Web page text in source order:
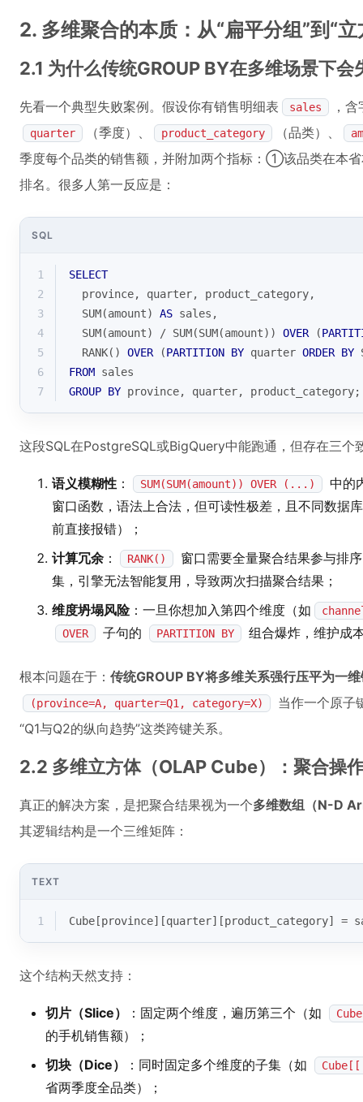
2. 多维聚合的本质：从“扁平分组”到“
2.1 为什么传统GROUP BY在多维场景下会
先看一个典型失败案例。假设你有销售明细表 sales ，
quarter （季度）、 product_category （品类）、
季度每个品类的销售额，并附加两个指标：①该品类在本
排名。很多人第一反应是：
SQL
1
SELECT
2
  province, quarter, product_category,
3
SUM(amount) AS sales,
4
SUM(amount) / SUM(SUM(amount)) OVER (
5
RANK() OVER (PARTITION BY quarter ORDER BY
6
FROM sales
7
GROUP BY province, quarter, product_category;
这段SQL在PostgreSQL或BigQuery中能跑通，但存在三个
语义模糊性 ： SUM(SUM(amount)) OVER (...)
中的
窗口函数，语法上合法，但可读性极差，且不同数据
前直接报错）；
计算冗余 ： RANK()
窗口需要全量聚合结果参与排
集，引擎无法智能复用，导致两次扫描聚合结果；
维度坍塌风险：一旦你想加入第四个维度（如
OVER
子句的 PARTITION BY 组合爆炸，维护成
根本问题在于： 传统GROUP BY将多维关系强行压平为一
(province=A, quarter=Q1, category=X)
当作一个原子
“Q1与Q2的纵向趋势”这类跨键关系。
2.2 多维立方体（OLAP Cube）：聚合操
真正的解决方案，是把聚合结果视为一个多维数组（N-D
其逻辑结构是一个三维矩阵：
TEXT
1 Cube[province][quarter][product_category] =
这个结构天然支持：
切片（Slice） ：固定两个维度，遍历第三个（如
的手机销售额）；
切块（Dice）
：同时固定多个维度的子集（如
省两季度全品类）；